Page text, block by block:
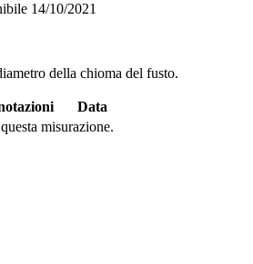
14/10/2021
della chioma del fusto.
Data
misurazione.